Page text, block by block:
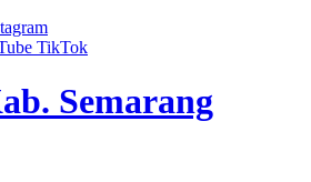
TikTok
Semarang